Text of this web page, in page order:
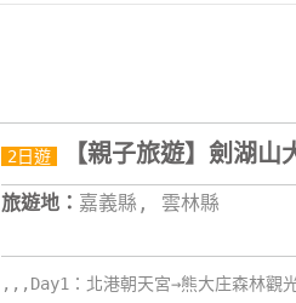
2日遊 【親子旅遊】劍湖
旅遊地： 嘉義縣, 雲林縣
,,,Day1：北港朝天宮→熊大庄森林觀